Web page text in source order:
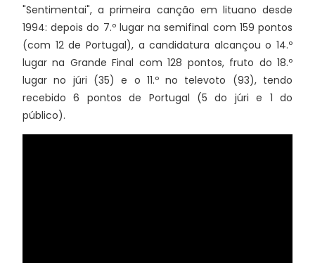
"Sentimentai", a primeira canção em lituano desde
1994: depois do 7.º lugar na semifinal com 159 pontos
(com 12 de Portugal), a candidatura alcançou o 14.º
lugar na Grande Final com 128 pontos, fruto do 18.º
lugar no júri (35) e o 11.º no televoto (93), tendo
recebido 6 pontos de Portugal (5 do júri e 1 do
público).